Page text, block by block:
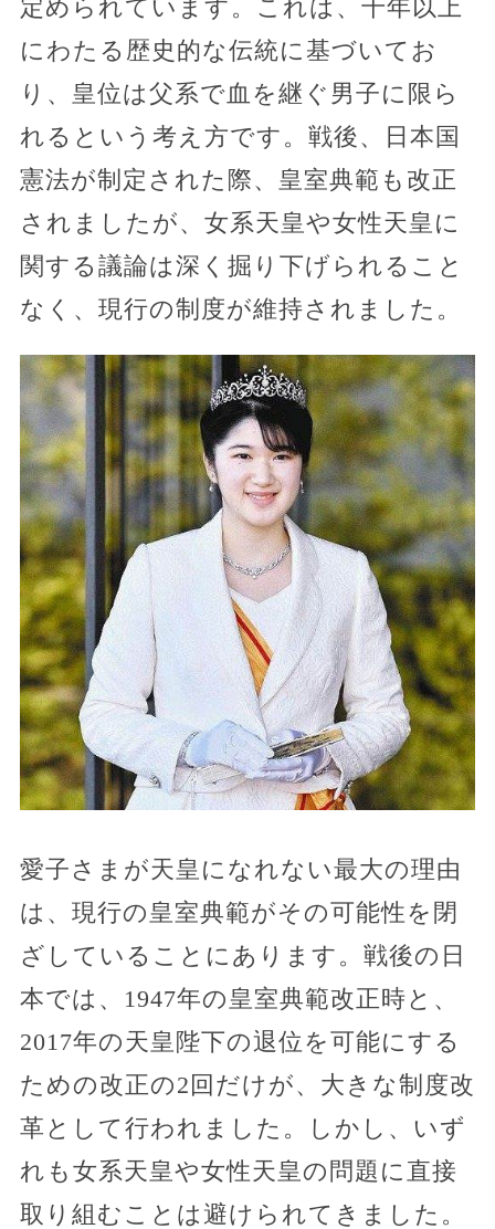
定められています。これは、千年以上
にわたる歴史的な伝統に基づいてお
り、皇位は父系で血を継ぐ男子に限ら
れるという考え方です。戦後、日本国
憲法が制定された際、皇室典範も改正
されましたが、女系天皇や女性天皇に
関する議論は深く掘り下げられること
なく、現行の制度が維持されました。
愛子さまが天皇になれない最大の理由
は、現行の皇室典範がその可能性を閉
ざしていることにあります。戦後の日
本では、1947年の皇室典範改正時と、
2017年の天皇陛下の退位を可能にする
ための改正の2回だけが、大きな制度改
革として行われました。しかし、いず
れも女系天皇や女性天皇の問題に直接
取り組むことは避けられてきました。